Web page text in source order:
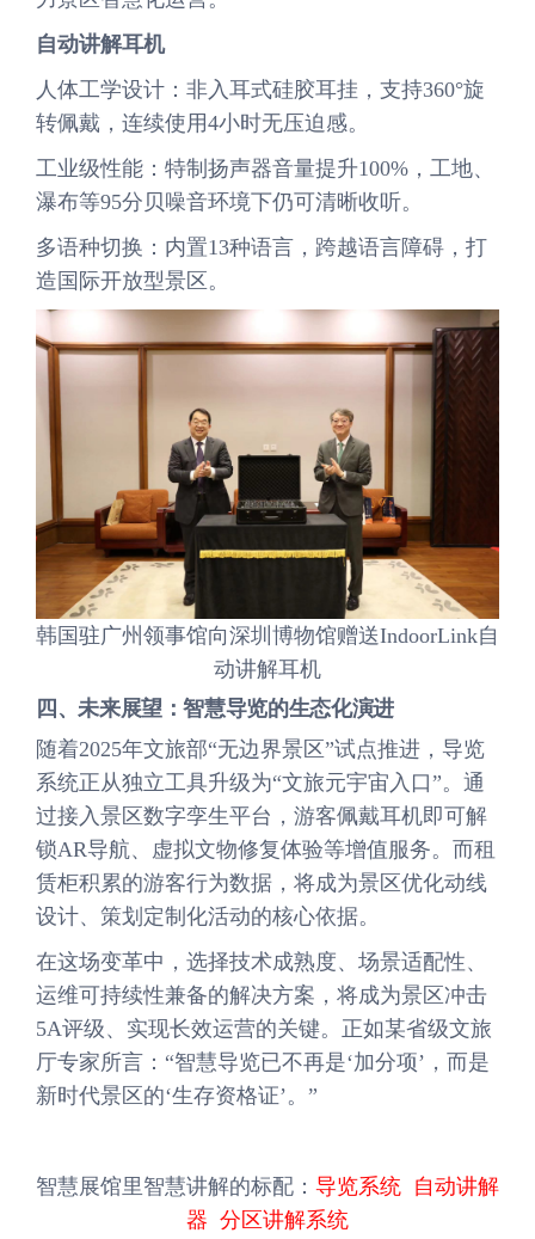
自动讲解耳机
人体工学设计：非入耳式硅胶耳挂，支持360°旋
转佩戴，连续使用4小时无压迫感。
工业级性能：特制扬声器音量提升100%，工地、
瀑布等95分贝噪音环境下仍可清晰收听。
多语种切换：内置13种语言，跨越语言障碍，打
造国际开放型景区。
韩国驻广州领事馆向深圳博物馆赠送IndoorLink自
动讲解耳机
四、未来展望：智慧导览的生态化演进
随着2025年文旅部“无边界景区”试点推进，导览
系统正从独立工具升级为“文旅元宇宙入口”。通
过接入景区数字孪生平台，游客佩戴耳机即可解
锁AR导航、虚拟文物修复体验等增值服务。而租
赁柜积累的游客行为数据，将成为景区优化动线
设计、策划定制化活动的核心依据。
在这场变革中，选择技术成熟度、场景适配性、
运维可持续性兼备的解决方案，将成为景区冲击
5A评级、实现长效运营的关键。正如某省级文旅
厅专家所言：“智慧导览已不再是‘加分项’，而是
新时代景区的‘生存资格证’。”
智慧展馆里智慧讲解的标配： 导览系统 自动讲解
器 分区讲解系统